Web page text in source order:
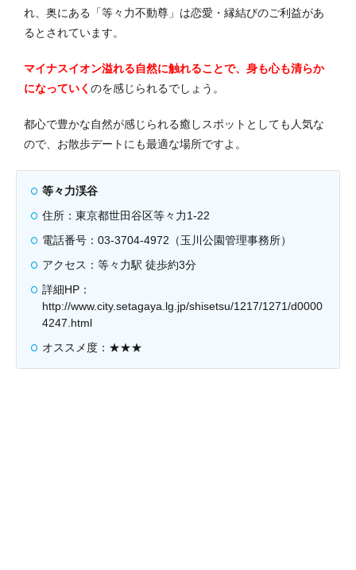
れ、奥にある「等々力不動尊」は恋愛・縁結びのご利益があ
るとされています。
マイナスイオン溢れる自然に触れることで、身も心も清らか
になっていく のを感じられるでしょう。
都心で豊かな自然が感じられる癒しスポットとしても人気な
ので、お散歩デートにも最適な場所ですよ。
等々力渓谷
住所：東京都世田谷区等々力1-22
電話番号：03-3704-4972（玉川公園管理事務所）
アクセス：等々力駅 徒歩約3分
詳細HP：
http://www.city.setagaya.lg.jp/shisetsu/1217/1271/d0000
4247.html
オススメ度：★★★